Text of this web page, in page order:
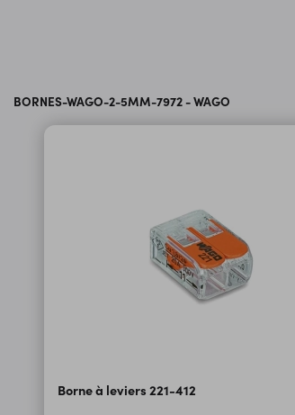
BORNES-WAGO-2-5MM-7972 - WAGO
Borne à leviers 221-412